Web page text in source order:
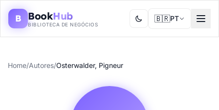
B BookHub
BIBLIOTECA DE NEGÓCIOS
🇧🇷PT
Home/Autores/Osterwalder, Pigneur